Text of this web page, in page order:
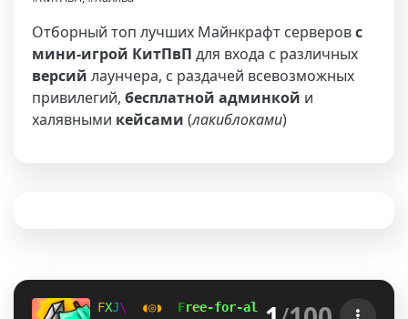
Отборный топ лучших Майнкрафт серверовс
мини-игрой КитПвП для входа с различных
версий лаунчера, с раздачей всевозможных
привилегий, бесплатной админкой и
халявными кейсами (лакиблоками)
COQA ◖◎◗ Free-for-al K it Pv P! ◖◎◗